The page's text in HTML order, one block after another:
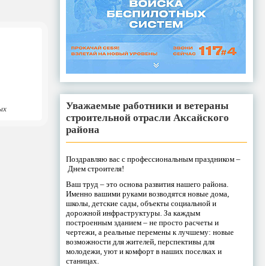
Уважаемые работники и ветераны
строительной отрасли Аксайского
района
Поздравляю вас с профессиональным праздником –
Днем строителя!
Ваш труд – это основа развития нашего района.
Именно вашими руками возводятся новые дома,
школы, детские сады, объекты социальной и
дорожной инфраструктуры. За каждым
построенным зданием – не просто расчеты и
чертежи, а реальные перемены к лучшему: новые
возможности для жителей, перспективы для
молодежи, уют и комфорт в наших поселках и
станицах.